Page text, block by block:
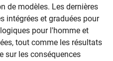
de modèles. Les dernières
intégrées et graduées pour
pour l'homme et
tout comme les résultats
sur les conséquences